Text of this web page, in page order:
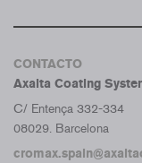
CONTACTO
Axalta Coating
C/ Entença 332-334
08029. Barcelona